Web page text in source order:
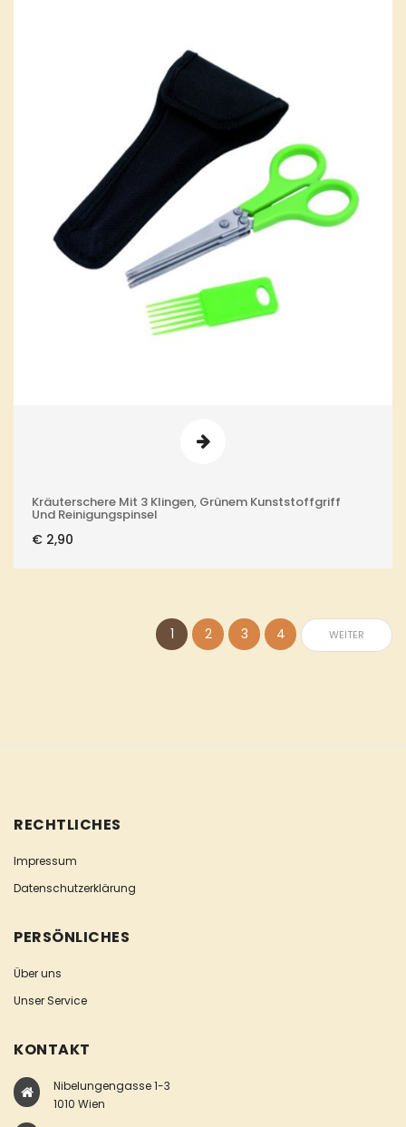
Kräuterschere Mit 3 Klingen, Grünem Kunststoffgriff
Und Reinigungspinsel
€ 2,90
1 2 3 4 WEITER
RECHTLICHES
Impressum
Datenschutzerklärung
PERSÖNLICHES
Über uns
Unser Service
KONTAKT
Nibelungengasse 1-3
1010 Wien